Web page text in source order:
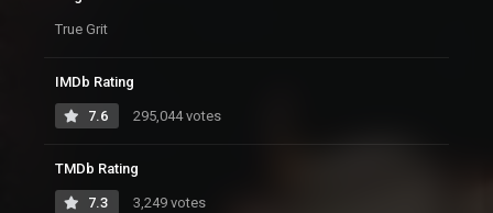
True Grit
IMDb Rating
7.6 295,044 votes
TMDb Rating
7.3 3,249 votes